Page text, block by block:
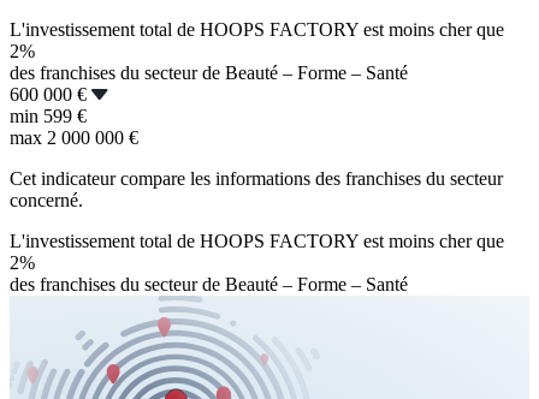
L'investissement total de HOOPS FACTORY est moins cher que
2%
des franchises du secteur de Beauté – Forme – Santé
600 000 €
min 599 €
max 2 000 000 €
Cet indicateur compare les informations des franchises du secteur
concerné.
L'investissement total de HOOPS FACTORY est moins cher que
2%
des franchises du secteur de Beauté – Forme – Santé